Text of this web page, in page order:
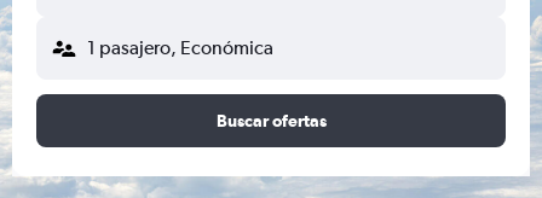
1 pasajero, Económica
Buscar ofertas